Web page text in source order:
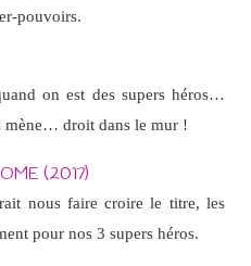
pouvoirs.
on est des supers héros…
mène… droit dans le mur !
(2017)
nous faire croire le titre, les
pour nos 3 supers héros.